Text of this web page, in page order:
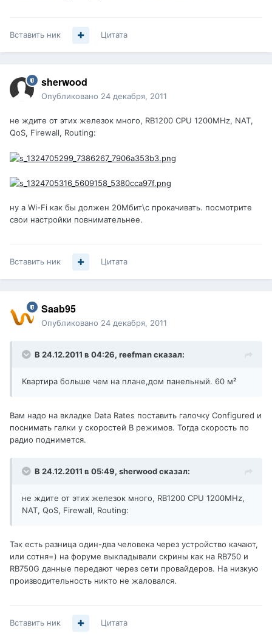
Вставить ник Цитата
sherwood
Опубликовано 24 декабря, 2011
не ждите от этих железок много, RB1200 CPU 1200MHz, NAT,
QoS, Firewall, Routing:
ну а Wi-Fi как бы должен 20Мбит\с прокачивать. посмотрите
свои настройки повнимательнее.
Вставить ник Цитата
Saab95
Опубликовано 24 декабря, 2011
В 24.12.2011 в 04:26, reefman сказал:
Квартира больше чем на плане,дом панельный. 60 м²
Вам надо на вкладке Data Rates поставить галочку Configured и
поснимать галки у скоростей B режимов. Тогда скорость по
радио поднимется.
В 24.12.2011 в 05:49, sherwood сказал:
не ждите от этих железок много, RB1200 CPU 1200MHz,
NAT, QoS, Firewall, Routing:
Так есть разница один-два человека через устройство качают,
или сотня=) на форуме выкладывали скрины как на RB750 и
RB750G данные передают через сети провайдеров. На низкую
производительность никто не жаловался.
Вставить ник Цитата